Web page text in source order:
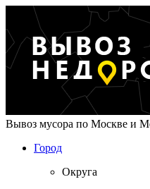
Вывоз мусора по Москве и
Город
Округа